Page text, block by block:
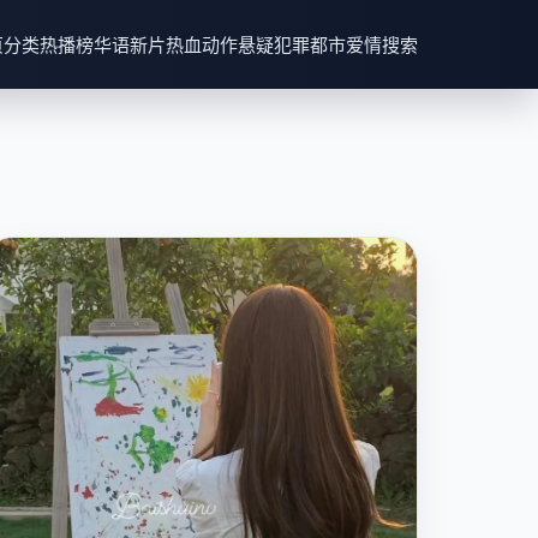
分类热播榜华语新片热血动作悬疑犯罪都市爱情搜索